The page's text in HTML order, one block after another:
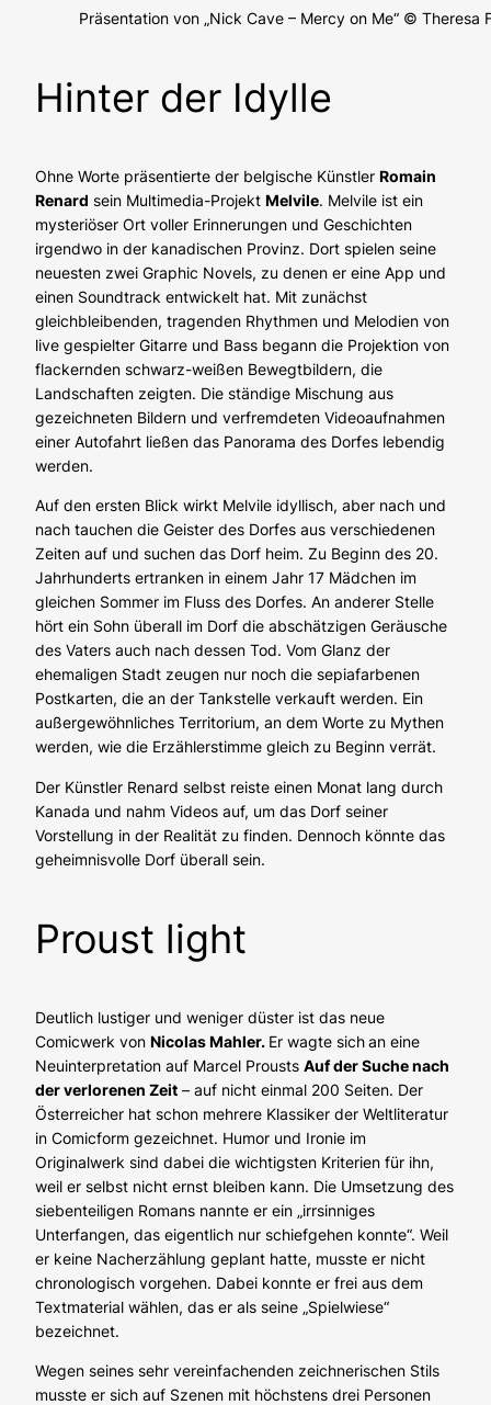
Präsentation von „Nick Cave – Mercy on Me“ © Theresa
Hinter der Idylle
Ohne Worte präsentierte der belgische Künstler Romain
Renard sein Multimedia-Projekt Melvile. Melvile ist ein
mysteriöser Ort voller Erinnerungen und Geschichten
irgendwo in der kanadischen Provinz. Dort spielen seine
neuesten zwei Graphic Novels, zu denen er eine App und
einen Soundtrack entwickelt hat. Mit zunächst
gleichbleibenden, tragenden Rhythmen und Melodien von
live gespielter Gitarre und Bass begann die Projektion von
flackernden schwarz-weißen Bewegtbildern, die
Landschaften zeigten. Die ständige Mischung aus
gezeichneten Bildern und verfremdeten Videoaufnahmen
einer Autofahrt ließen das Panorama des Dorfes lebendig
werden.
Auf den ersten Blick wirkt Melvile idyllisch, aber nach und
nach tauchen die Geister des Dorfes aus verschiedenen
Zeiten auf und suchen das Dorf heim. Zu Beginn des 20.
Jahrhunderts ertranken in einem Jahr 17 Mädchen im
gleichen Sommer im Fluss des Dorfes. An anderer Stelle
hört ein Sohn überall im Dorf die abschätzigen Geräusche
des Vaters auch nach dessen Tod. Vom Glanz der
ehemaligen Stadt zeugen nur noch die sepiafarbenen
Postkarten, die an der Tankstelle verkauft werden. Ein
außergewöhnliches Territorium, an dem Worte zu Mythen
werden, wie die Erzählerstimme gleich zu Beginn verrät.
Der Künstler Renard selbst reiste einen Monat lang durch
Kanada und nahm Videos auf, um das Dorf seiner
Vorstellung in der Realität zu finden. Dennoch könnte das
geheimnisvolle Dorf überall sein.
Proust light
Deutlich lustiger und weniger düster ist das neue
Comicwerk von Nicolas Mahler. Er wagte sichan eine
Neuinterpretation auf Marcel Prousts Auf der Suche nach
der verlorenen Zeit – auf nicht einmal 200 Seiten. Der
Österreicher hat schon mehrere Klassiker der Weltliteratur
in Comicform gezeichnet. Humor und Ironie im
Originalwerk sind dabei die wichtigsten Kriterien für ihn,
weil er selbst nicht ernst bleiben kann. Die Umsetzung des
siebenteiligen Romans nannte er ein „irrsinniges
Unterfangen, das eigentlich nur schiefgehen konnte“. Weil
er keine Nacherzählung geplant hatte, musste er nicht
chronologisch vorgehen. Dabei konnte er frei aus dem
Textmaterial wählen, das er als seine „Spielwiese“
bezeichnet.
Wegen seines sehr vereinfachenden zeichnerischen Stils
musste er sich auf Szenen mit höchstens drei Personen